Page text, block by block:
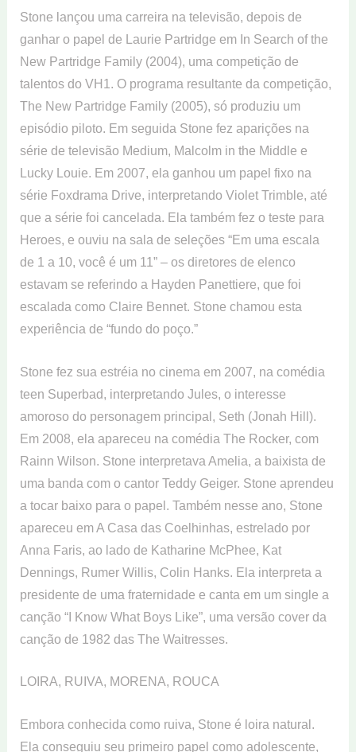
Stone lançou uma carreira na televisão, depois de
ganhar o papel de Laurie Partridge em In Search of the
New Partridge Family (2004), uma competição de
talentos do VH1. O programa resultante da competição,
The New Partridge Family (2005), só produziu um
episódio piloto. Em seguida Stone fez aparições na
série de televisão Medium, Malcolm in the Middle e
Lucky Louie. Em 2007, ela ganhou um papel fixo na
série Foxdrama Drive, interpretando Violet Trimble, até
que a série foi cancelada. Ela também fez o teste para
Heroes, e ouviu na sala de seleções “Em uma escala
de 1 a 10, você é um 11” – os diretores de elenco
estavam se referindo a Hayden Panettiere, que foi
escalada como Claire Bennet. Stone chamou esta
experiência de “fundo do poço.”
Stone fez sua estréia no cinema em 2007, na comédia
teen Superbad, interpretando Jules, o interesse
amoroso do personagem principal, Seth (Jonah Hill).
Em 2008, ela apareceu na comédia The Rocker, com
Rainn Wilson. Stone interpretava Amelia, a baixista de
uma banda com o cantor Teddy Geiger. Stone aprendeu
a tocar baixo para o papel. Também nesse ano, Stone
apareceu em A Casa das Coelhinhas, estrelado por
Anna Faris, ao lado de Katharine McPhee, Kat
Dennings, Rumer Willis, Colin Hanks. Ela interpreta a
presidente de uma fraternidade e canta em um single a
canção “I Know What Boys Like”, uma versão cover da
canção de 1982 das The Waitresses.
LOIRA, RUIVA, MORENA, ROUCA
Embora conhecida como ruiva, Stone é loira natural.
Ela conseguiu seu primeiro papel como adolescente,